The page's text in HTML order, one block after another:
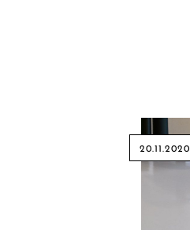
20.11.2020